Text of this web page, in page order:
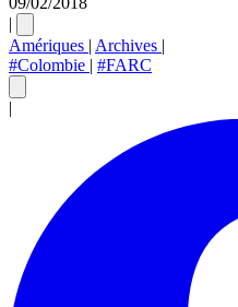
|
Amériques | Archives |
#Colombie | #FARC
|